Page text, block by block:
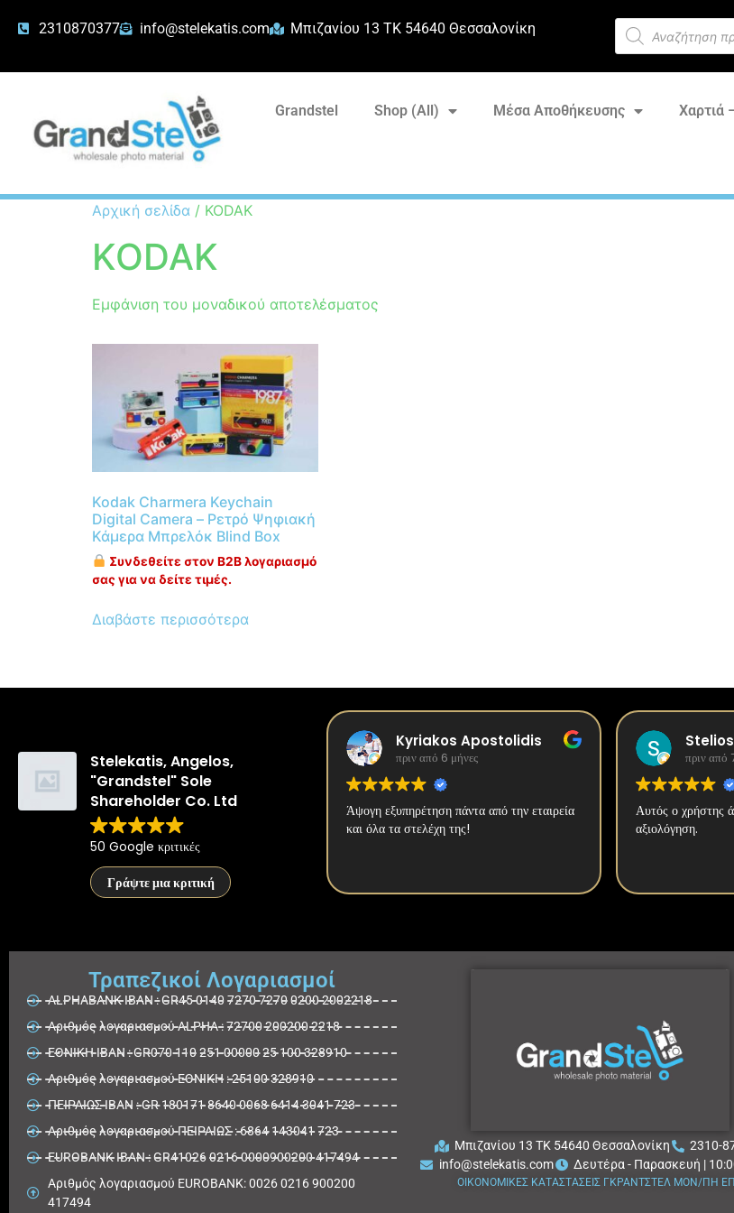
2310870377 info@stelekatis.com Μπιζανίου 13 ΤΚ 54640 Θεσσαλονίκη
Grandstel Shop (All) Μέσα Αποθήκευσης Χαρτιά
Αρχική σελίδα / KODAK
KODAK
Εμφάνιση του μοναδικού αποτελέσματος
Kodak Charmera Keychain
Digital Camera – Ρετρό Ψηφιακή
Κάμερα Μπρελόκ Blind Box
Συνδεθείτε στον B2B λογαριασμό
σας για να δείτε τιμές.
Διαβάστε περισσότερα
Stelekatis, Angelos,
"Grandstel" Sole
Shareholder Co. Ltd
50 Google κριτικές
Γράψτε μια κριτική
Kyriakos Apostolidis
πριν από 6 μήνες
Άψογη εξυπηρέτηση πάντα από την εταιρεία
και όλα τα στελέχη της!
πριν από
Αυτός ο χρήστης
αξιολόγηση.
Τραπεζικοί Λογαριασμοί
ALPHABANK IBAN : GR45 0140 7270 7270 0200 2002218
Aριθμός λογαριασμού ALPHA : 72700 200200 2218
ΕΘΝΙΚΗ ΙΒΑΝ : GR070 110 251 00000 25 100 328910
Αριθμός λογαριασμού ΕΘΝΙΚΗ : 25100 328910
ΠΕΙΡΑΙΩΣ IBAN : GR 180171 8640 0068 6414 3041 723
Αριθμός λογαριασμού ΠΕΙΡΑΙΩΣ : 6864 143041 723
EUROBANK IBAN : GR41026 0216 0000900200 417494
Αριθμός λογαριασμού EUROBANK: 0026 0216 900200
417494
Μπιζανίου 13 ΤΚ 54640 Θεσσαλονίκη
2310-
info@stelekatis.com
Δευτέρα - Παρασκευή |
ΟΙΚΟΝΟΜΙΚΕΣ ΚΑΤΑΣΤΑΣΕΙΣ ΓΚΡΑΝΤΣΤΕΛ ΜΟΝ/ΠΗ